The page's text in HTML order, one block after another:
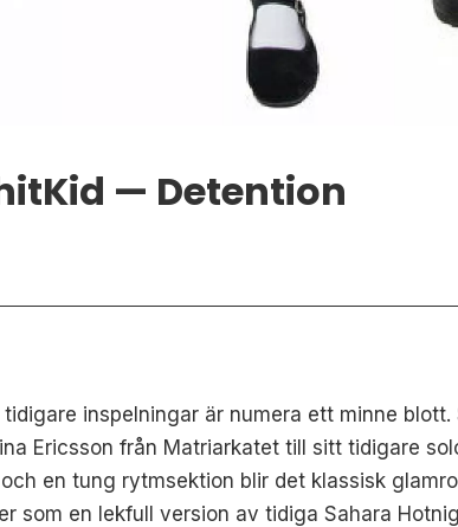
— Detention
inspelningar är numera ett minne
Ericsson från Matriarkatet till sitt tidigare
en tung rytmsektion blir det klassisk
som en lekfull version av tidiga Sahara